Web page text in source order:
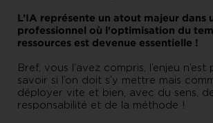
L’IA représente un atout majeur dans
professionnel où l'optimisation du
ressources est devenue essentielle !
Bref, vous l’avez compris, l’enjeu n’est
savoir si l’on doit s’y mettre mais
déployer vite et bien, avec du sens,
responsabilité et de la méthode !